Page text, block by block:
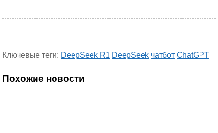
Ключевые теги: DeepSeek R1 DeepSeek чатбот ChatGPT
Похожие новости